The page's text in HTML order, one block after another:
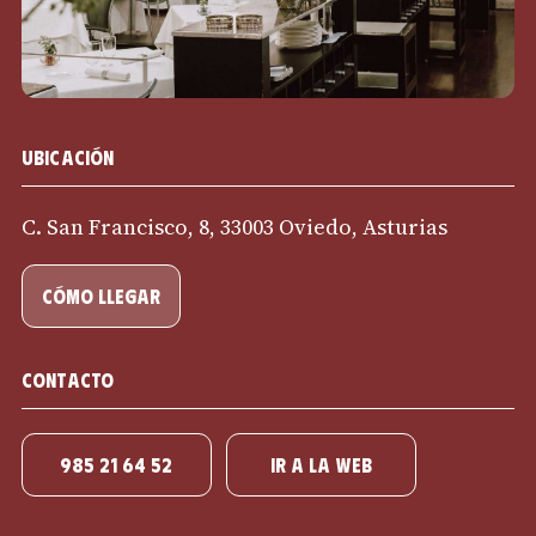
Ubicación
C. San Francisco, 8, 33003 Oviedo, Asturias
cómo llegar
Contacto
985 21 64 52 IR A LA WEB